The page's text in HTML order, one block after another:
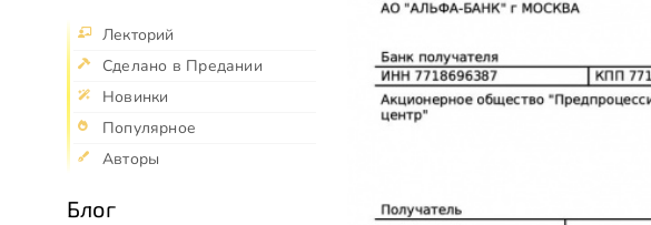
Лекторий
Сделано в Предании
Новинки
Популярное
Авторы
Блог